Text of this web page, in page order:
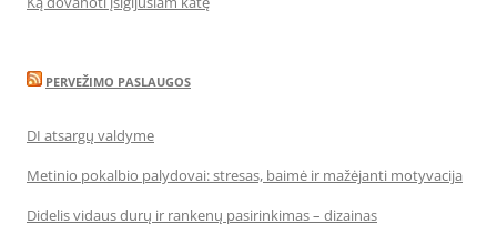
PERVEŽIMO PASLAUGOS
DI atsargų valdyme
Metinio pokalbio palydovai: stresas, baimė ir mažėjanti motyvacija
Didelis vidaus durų ir rankenų pasirinkimas – dizainas